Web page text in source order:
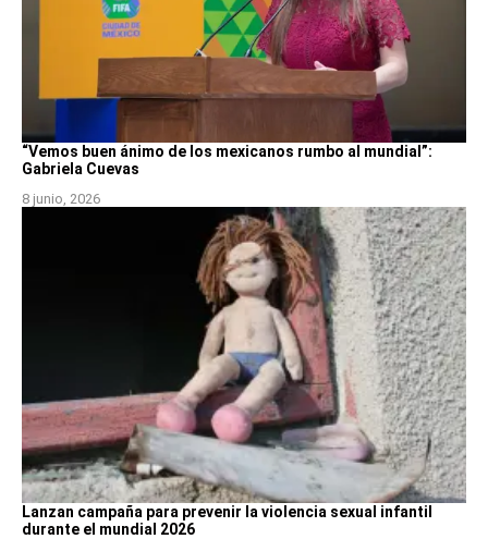
“Vemos buen ánimo de los mexicanos rumbo al mundial”:
Gabriela Cuevas
8 junio, 2026
Lanzan campaña para prevenir la violencia sexual infantil
durante el mundial 2026